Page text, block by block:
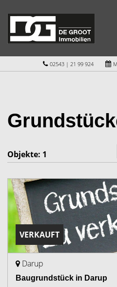
02543 | 21 99 924
Objekte: 1
VERKAUFT
Darup
Baugrundstück in Darup